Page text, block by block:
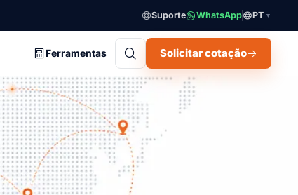
Suporte WhatsApp PT ▼
Ferramentas Solicitar cotação